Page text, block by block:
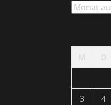
Archiv
3
4